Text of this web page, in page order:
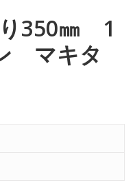
350㎜ 1
マキタ